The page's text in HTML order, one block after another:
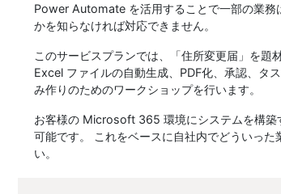
Power Automate を活用することで一部の業務
かを知らなければ対応できません。
このサービスプランでは、「住所変更届」を
Excel ファイルの自動生成、PDF化、承認、タ
み作りのためのワークショップを行います。
お客様の Microsoft 365 環境にシステムを構築
可能です。 これをベースに自社内でどういっ
い。